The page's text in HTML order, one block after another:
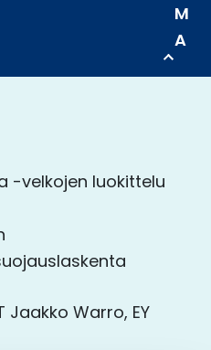
M
A
-velkojen luokittelu
Jaakko Warro, EY